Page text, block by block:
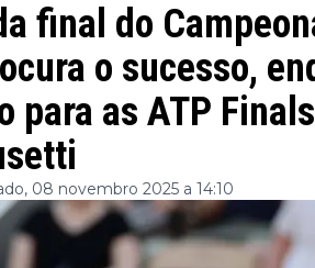
final do
o sucesso,
para as ATP
08 novembro 2025 a 14:10